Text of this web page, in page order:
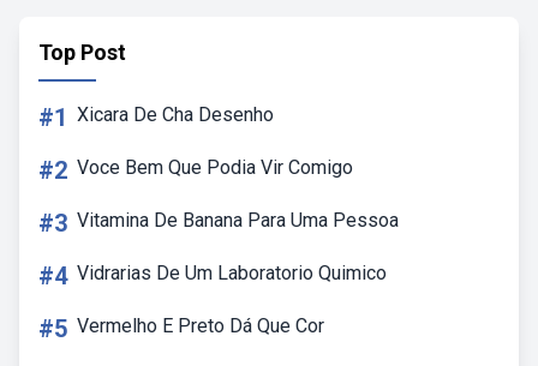
Top Post
#1 Xicara De Cha Desenho
#2 Voce Bem Que Podia Vir Comigo
#3 Vitamina De Banana Para Uma Pessoa
#4 Vidrarias De Um Laboratorio Quimico
#5 Vermelho E Preto Dá Que Cor